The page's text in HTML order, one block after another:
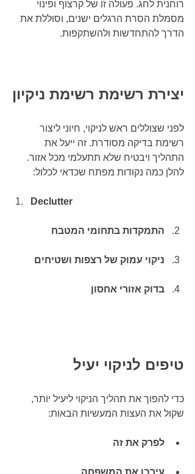
רוחנית לחג. פעולה זו של קרצוף ופינוי
מסמלת הסרת הרגלים ישנים, וסוללת את
הדרך להתחדשות ולהשתקפות.
יצירת רשימת רשימת ניקיון
לפני שצוללים ראש לניקוי, חיוני ליצור
רשימת בדיקה מסודרת. זה ייעל את
התהליך ויבטיח שלא תתעלמי מכל אזור.
להלן כמה נקודות מפתח שכדאי לכלול:
Declutter
התמקדות בתחומי המטבח
ניקוי עמוק של רצפות ושטיחים
בדוק אזורי אחסון
טיפים לניקוי יעיל
כדי להפוך את תהליך הניקוי ליעיל יותר,
שקול את העצות המעשיות הבאות:
לפרק את זה
עירבו את המשפחה